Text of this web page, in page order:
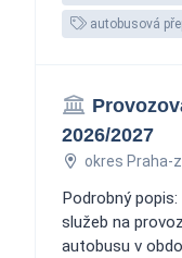
autobusová
2026/2027
okres Praha-
Podrobný
služeb na
autobusu v